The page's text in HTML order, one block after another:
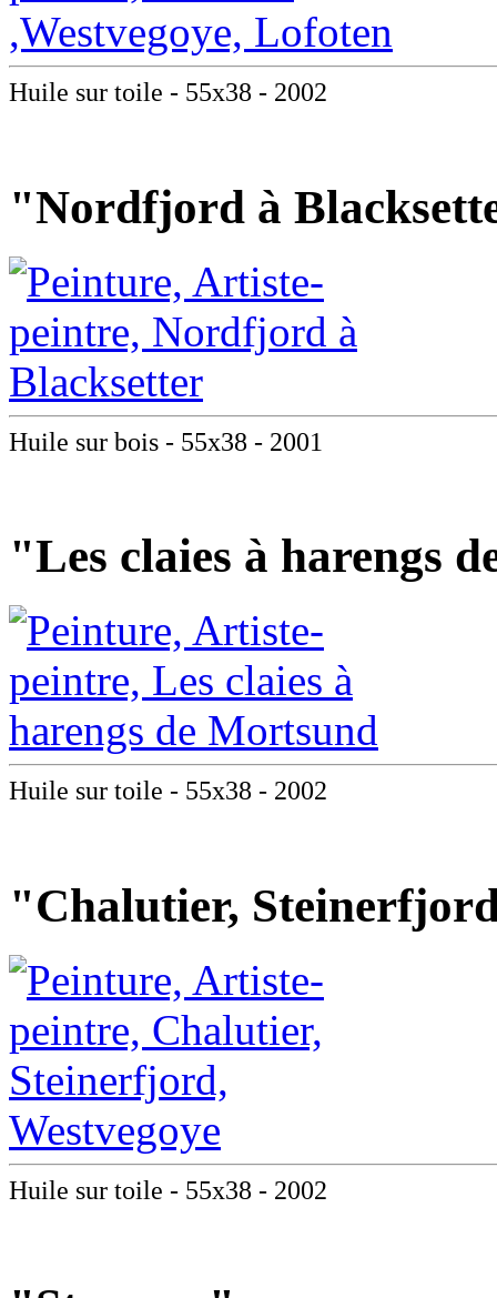
Huile sur toile - 55x38 - 2002
"Nordfjord à
Huile sur bois - 55x38 - 2001
"Les claies à harengs
Huile sur toile - 55x38 - 2002
"Chalutier,
Huile sur toile - 55x38 - 2002